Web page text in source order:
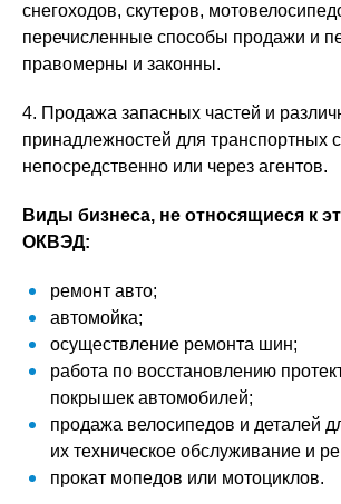
снегоходов, скутеров,
перечисленные способы продажи и
правомерны и законны.
4. Продажа запасных частей и
принадлежностей для транспортных
непосредственно или через агентов.
Виды бизнеса, не относящиеся к
ОКВЭД:
ремонт авто;
автомойка;
осуществление ремонта шин;
работа по восстановлению
покрышек автомобилей;
продажа велосипедов и деталей
их техническое обслуживание и
прокат мопедов или мотоциклов.